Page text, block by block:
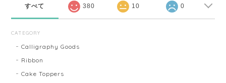
すべて 380 10 0
CATEGORY
Calligraphy Goods
Ribbon
Cake Toppers